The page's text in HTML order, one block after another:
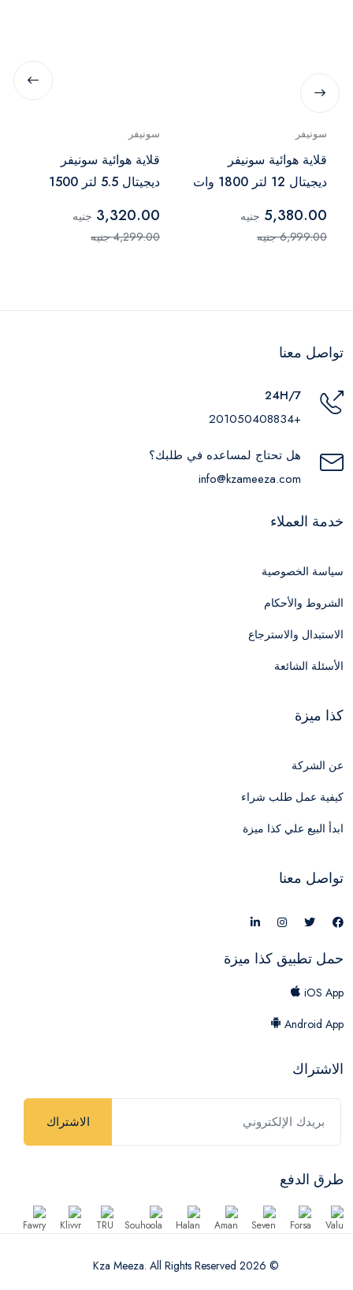
سونيفر
قلاية هوائية سونيفر
ديجيتال 12 لتر 1800 وات
5,380.00 جنيه
6,999.00 جنيه
سونيفر
قلاية هوائية سونيفر
ديجيتال 5.5 لتر 1500
3,320.00 جنيه
4,299.00 جنيه
تواصل معنا
24H/7
+201050408834
هل تحتاج لمساعده في طلبك؟
info@kzameeza.com
خدمة العملاء
سياسة الخصوصية
الشروط والأحكام
الاستبدال والاسترجاع
الأسئلة الشائعة
كذا ميزة
عن الشركة
كيفية عمل طلب شراء
ابدأ البيع علي كذا ميزة
تواصل معنا
حمل تطبيق كذا ميزة
iOS App
Android App
الاشتراك
الاشتراك
طرق الدفع
© 2026 Kza Meeza. All Rights Reserved